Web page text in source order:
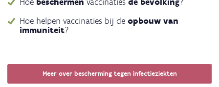
Hoe helpen vaccinaties bij de opbouw van
immuniteit?
Meer over bescherming tegen infectieziekten